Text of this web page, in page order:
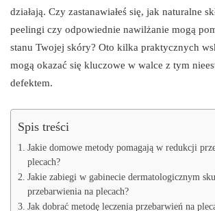
działają. Czy zastanawiałeś się, jak naturalne
peelingi czy odpowiednie nawilżanie mogą
stanu Twojej skóry? Oto kilka praktycznych
mogą okazać się kluczowe w walce z tym
defektem.
Spis treści
Jakie domowe metody pomagają w redukcji
plecach?
Jakie zabiegi w gabinecie dermatologicznym
przebarwienia na plecach?
Jak dobrać metodę leczenia przebarwień na